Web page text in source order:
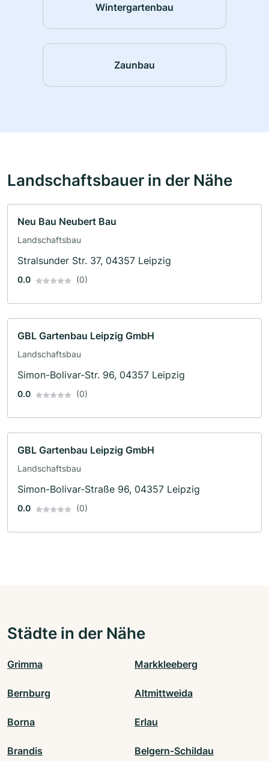
Wintergartenbau
Zaunbau
Landschaftsbauer in der Nähe
Neu Bau Neubert Bau
Landschaftsbau
Stralsunder Str. 37, 04357 Leipzig
0.0 (0)
GBL Gartenbau Leipzig GmbH
Landschaftsbau
Simon-Bolivar-Str. 96, 04357 Leipzig
0.0 (0)
GBL Gartenbau Leipzig GmbH
Landschaftsbau
Simon-Bolivar-Straße 96, 04357 Leipzig
0.0 (0)
Städte in der Nähe
Grimma Markkleeberg
Bernburg Altmittweida
Borna Erlau
Brandis Belgern-Schildau